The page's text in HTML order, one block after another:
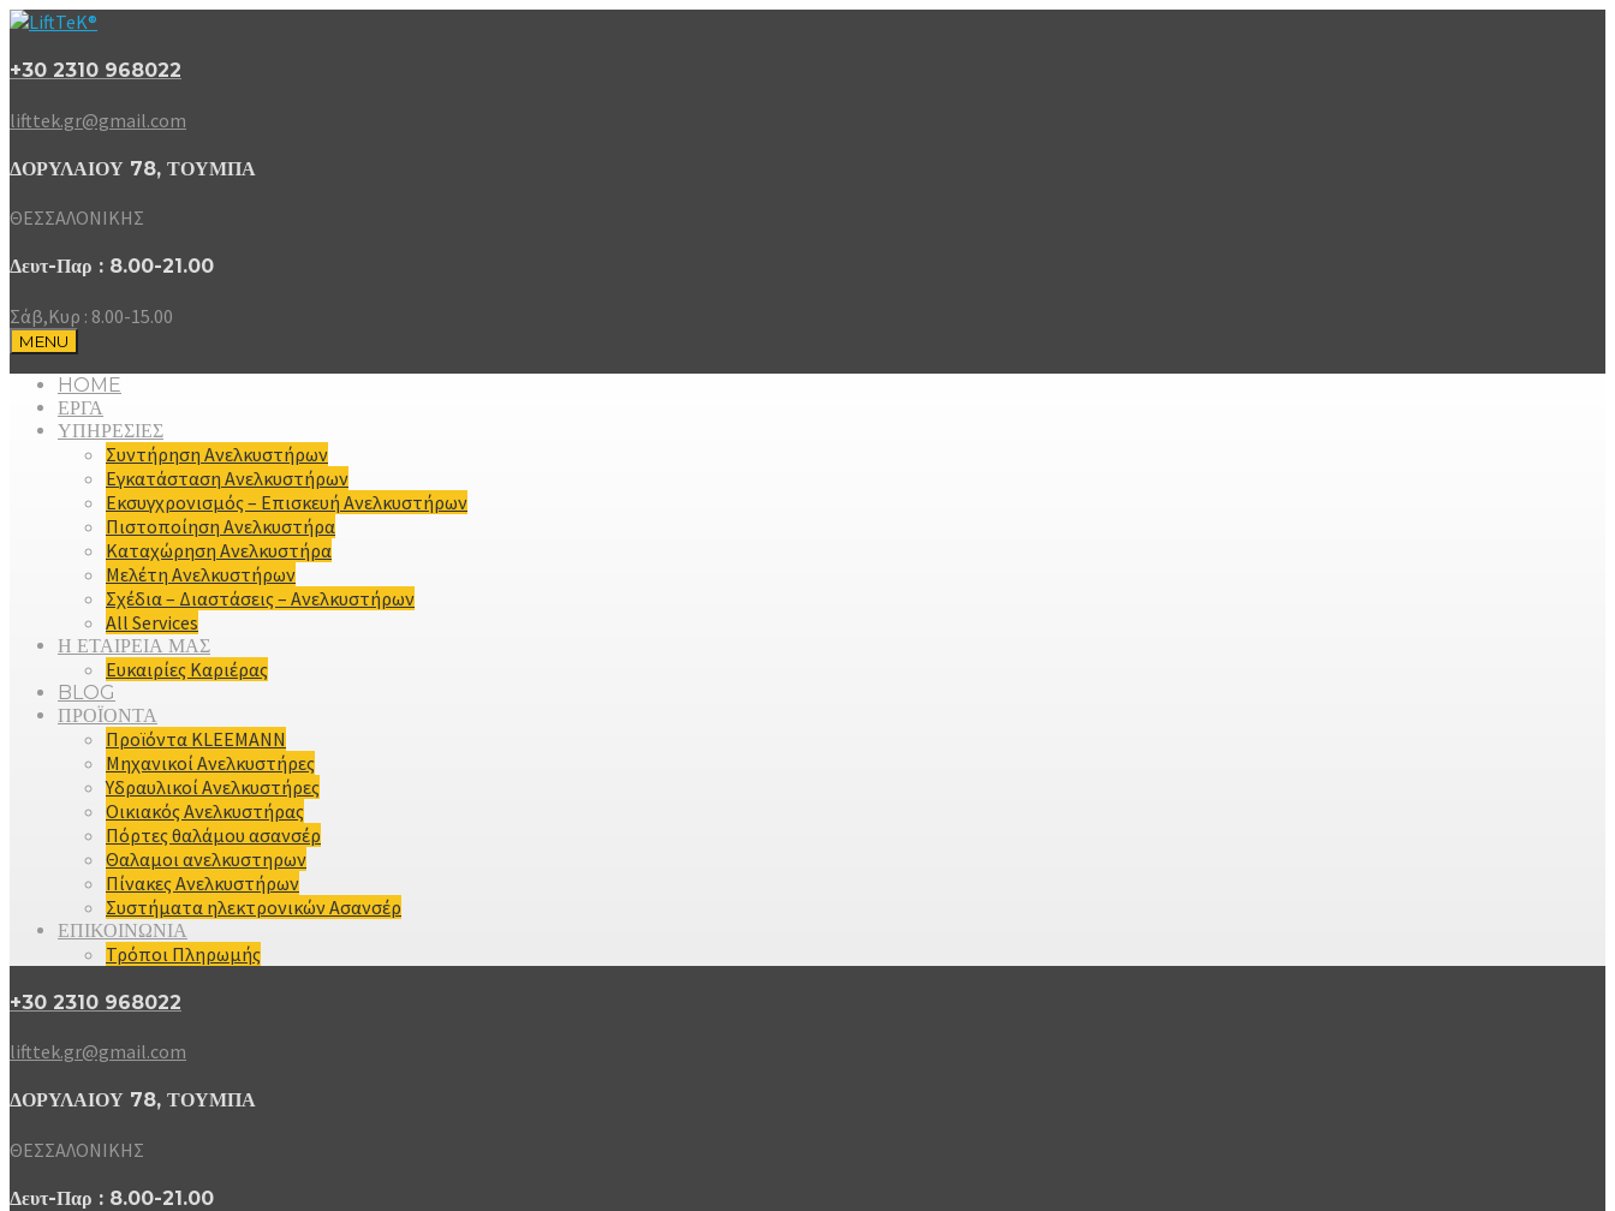
+30 2310 968022
lifttek.gr@gmail.com
ΔΟΡΥΛΑΙΟΥ 78, ΤΟΥΜΠΑ
ΘΕΣΣΑΛΟΝΙΚΗΣ
Δευτ-Παρ : 8.00-21.00
Σάβ,Κυρ : 8.00-15.00
MENU
HOME
ΕΡΓΑ
ΥΠΗΡΕΣΙΕΣ
Συντήρηση Ανελκυστήρων
Εγκατάσταση Ανελκυστήρων
Εκσυγχρονισμός – Επισκευή Ανελκυστήρων
Πιστοποίηση Ανελκυστήρα
Καταχώρηση Ανελκυστήρα
Μελέτη Ανελκυστήρων
Σχέδια – Διαστάσεις – Ανελκυστήρων
All Services
Η ΕΤΑΙΡΕΙΑ ΜΑΣ
Ευκαιρίες Καριέρας
BLOG
ΠΡΟΪΟΝΤΑ
Προϊόντα KLEEMANN
Μηχανικοί Ανελκυστήρες
Υδραυλικοί Ανελκυστήρες
Οικιακός Ανελκυστήρας
Πόρτες θαλάμου ασανσέρ
Θαλαμοι ανελκυστηρων
Πίνακες Ανελκυστήρων
Συστήματα ηλεκτρονικών Ασανσέρ
ΕΠΙΚΟΙΝΩΝΙΑ
Τρόποι Πληρωμής
+30 2310 968022
lifttek.gr@gmail.com
ΔΟΡΥΛΑΙΟΥ 78, ΤΟΥΜΠΑ
ΘΕΣΣΑΛΟΝΙΚΗΣ
Δευτ-Παρ : 8.00-21.00